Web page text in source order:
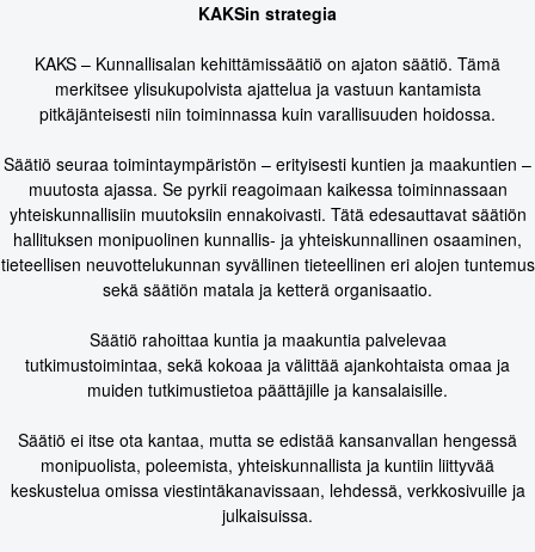
KAKSin strategia
KAKS – Kunnallisalan kehittämissäätiö on ajaton säätiö. Tämä
merkitsee ylisukupolvista ajattelua ja vastuun kantamista
pitkäjänteisesti niin toiminnassa kuin varallisuuden hoidossa.
Säätiö seuraa toimintaympäristön – erityisesti kuntien ja maakuntien –
muutosta ajassa. Se pyrkii reagoimaan kaikessa toiminnassaan
yhteiskunnallisiin muutoksiin ennakoivasti. Tätä edesauttavat säätiön
hallituksen monipuolinen kunnallis- ja yhteiskunnallinen osaaminen,
tieteellisen neuvottelukunnan syvällinen tieteellinen eri alojen tuntemus
sekä säätiön matala ja ketterä organisaatio.
Säätiö rahoittaa kuntia ja maakuntia palvelevaa
tutkimustoimintaa, sekä kokoaa ja välittää ajankohtaista omaa ja
muiden tutkimustietoa päättäjille ja kansalaisille.
Säätiö ei itse ota kantaa, mutta se edistää kansanvallan hengessä
monipuolista, poleemista, yhteiskunnallista ja kuntiin liittyvää
keskustelua omissa viestintäkanavissaan, lehdessä, verkkosivuille ja
julkaisuissa.